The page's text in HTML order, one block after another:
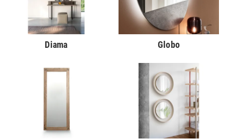
Diama Globo